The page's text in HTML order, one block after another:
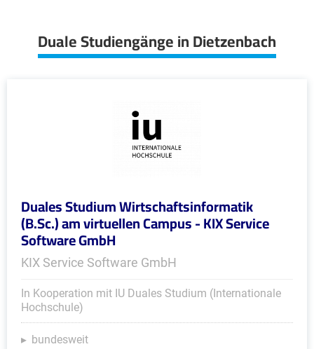
Duale Studiengänge in Dietzenbach
Duales Studium Wirtschaftsinformatik
(B.Sc.) am virtuellen Campus - KIX Service
Software GmbH
KIX Service Software GmbH
In Kooperation mit IU Duales Studium (Internationale
Hochschule)
bundesweit